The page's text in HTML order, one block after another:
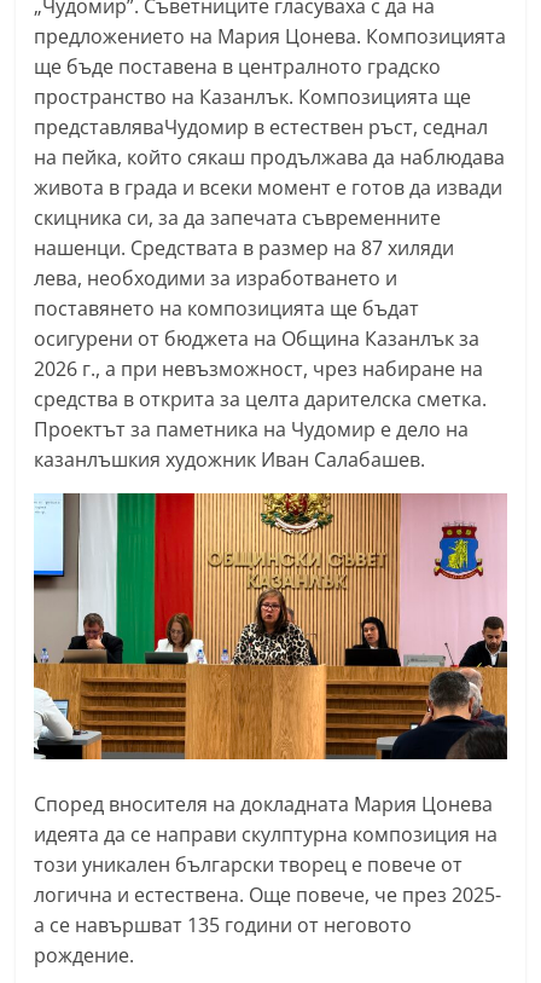
n
l
a
k
.
i
n
f
o
k
a
z
a
n
b
g
.
i
n
f
o
,
g
„Чудомир”. Съветниците гласуваха с да на
предложението на Мария Цонева. Композицията
ще бъде поставена в централното градско
пространство на Казанлък. Композицията ще
представляваЧудомир в естествен ръст, седнал
на пейка, който сякаш продължава да наблюдава
живота в града и всеки момент е готов да извади
скицника си, за да запечата съвременните
нашенци. Средствата в размер на 87 хиляди
лева, необходими за изработването и
поставянето на композицията ще бъдат
осигурени от бюджета на Община Казанлък за
2026 г., а при невъзможност, чрез набиране на
средства в открита за целта дарителска сметка.
Проектът за паметника на Чудомир е дело на
казанлъшкия художник Иван Салабашев.
Според вносителя на докладната Мария Цонева
идеята да се направи скулптурна композиция на
този уникален български творец е повече от
логична и естествена. Още повече, че през 2025-
а се навършват 135 години от неговото
рождение.